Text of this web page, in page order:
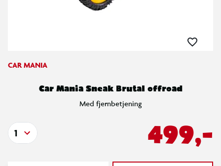
CAR MANIA
Car Mania Sneak Brutal offroad
Med fjernbetjening
499,-
1